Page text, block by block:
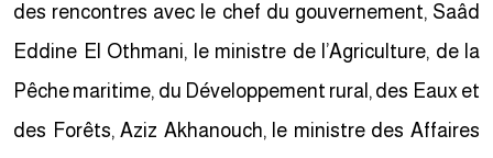
des rencontres avec le chef du gouvernement, Saâd
Eddine El Othmani, le ministre de l’Agriculture, de la
Pêche maritime, du Développement rural, des Eaux et
des Forêts, Aziz Akhanouch, le ministre des Affaires